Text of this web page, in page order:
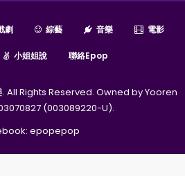
劇 綜藝 音樂 電影
小姐姐說 聯絡epop
All Rights Reserved. Owned by Yooren
(003089220-U).
epopepop